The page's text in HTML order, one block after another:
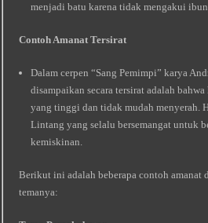
menjadi batu karena tidak mengakui
Contoh Amanat Tersirat
Dalam cerpen “Sang Pemimpi” karya
disampaikan secara tersirat adalah
yang tinggi dan tidak mudah menyerah.
Lintang yang selalu bersemangat untuk
kemiskinan.
Berikut ini adalah beberapa contoh amanat
temanya: